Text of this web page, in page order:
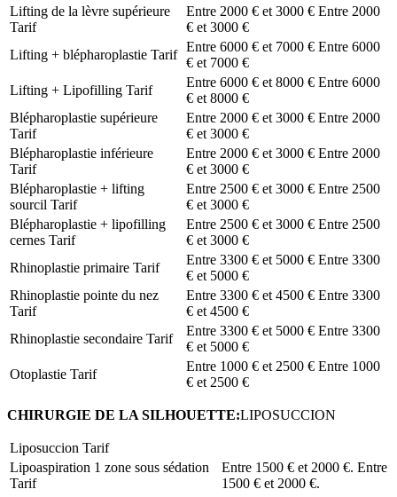
Lifting de la lèvre supérieure
Tarif
Entre 2000 € et 3000 € Entre 2000
€ et 3000 €
Lifting + blépharoplastie Tarif
Entre 6000 € et 7000 € Entre 6000
€ et 7000 €
Lifting + Lipofilling Tarif
Entre 6000 € et 8000 € Entre 6000
€ et 8000 €
Blépharoplastie supérieure
Tarif
Entre 2000 € et 3000 € Entre 2000
€ et 3000 €
Blépharoplastie inférieure
Tarif
Entre 2000 € et 3000 € Entre 2000
€ et 3000 €
Blépharoplastie + lifting
sourcil Tarif
Entre 2500 € et 3000 € Entre 2500
€ et 3000 €
Blépharoplastie + lipofilling
cernes Tarif
Entre 2500 € et 3000 € Entre 2500
€ et 3000 €
Rhinoplastie primaire Tarif
Entre 3300 € et 5000 € Entre 3300
€ et 5000 €
Rhinoplastie pointe du nez
Tarif
Entre 3300 € et 4500 € Entre 3300
€ et 4500 €
Rhinoplastie secondaire Tarif
Entre 3300 € et 5000 € Entre 3300
€ et 5000 €
Otoplastie Tarif
Entre 1000 € et 2500 € Entre 1000
€ et 2500 €
CHIRURGIE DE LA SILHOUETTE:LIPOSUCCION
Liposuccion Tarif
Lipoaspiration 1 zone sous sédation
Tarif
Entre 1500 € et 2000 €. Entre
1500 € et 2000 €.